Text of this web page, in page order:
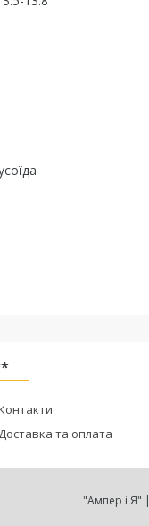
Доставка та оплата
"Ампер і Я" |